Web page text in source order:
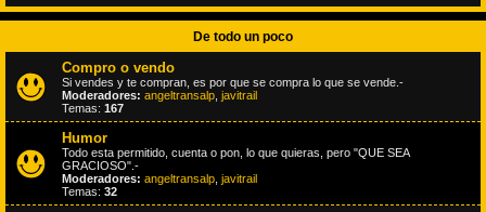
De todo un poco
Compro o vendo
Si vendes y te compran, es por que se compra lo que se vende.-
Moderadores: angeltransalp javitrail
Temas: 167
Humor
Todo esta permitido, cuenta o pon, lo que quieras, pero "QUE SEA
GRACIOSO".-
Moderadores: angeltransalp javitrail
Temas: 32